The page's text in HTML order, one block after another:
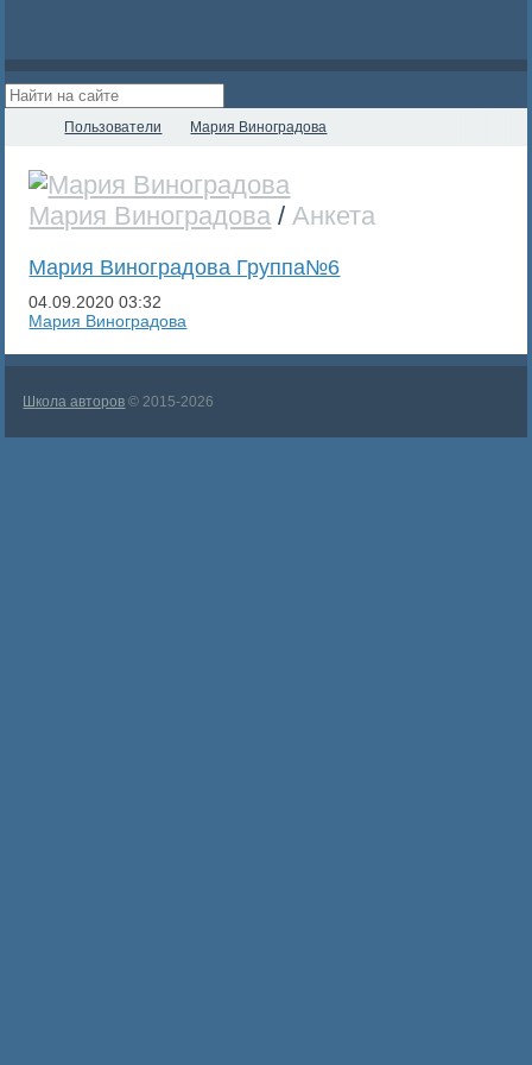
Пользователи Мария Виноградова
Мария Виноградова /Анкета
Мария Виноградова Группа№6
04.09.2020 03:32
Мария Виноградова
Школа авторов © 2015-2026